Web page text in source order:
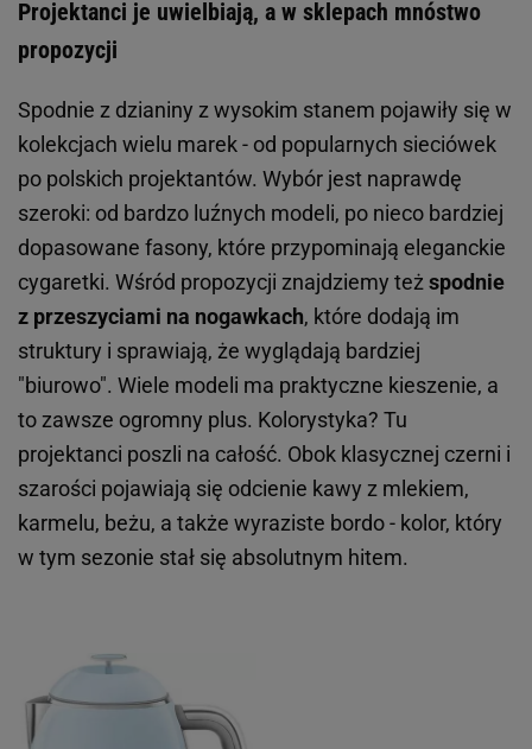
Projektanci je uwielbiają, a w sklepach mnóstwo
propozycji
Spodnie z dzianiny z wysokim stanem pojawiły się w
kolekcjach wielu marek - od popularnych sieciówek
po polskich projektantów. Wybór jest naprawdę
szeroki: od bardzo luźnych modeli, po nieco bardziej
dopasowane fasony, które przypominają eleganckie
cygaretki. Wśród propozycji znajdziemy teżspodnie
z przeszyciami na nogawkach, które dodają im
struktury i sprawiają, że wyglądają bardziej
"biurowo". Wiele modeli ma praktyczne kieszenie, a
to zawsze ogromny plus. Kolorystyka? Tu
projektanci poszli na całość. Obok klasycznej czerni i
szarości pojawiają się odcienie kawy z mlekiem,
karmelu, beżu, a także wyraziste bordo - kolor, który
w tym sezonie stał się absolutnym hitem.